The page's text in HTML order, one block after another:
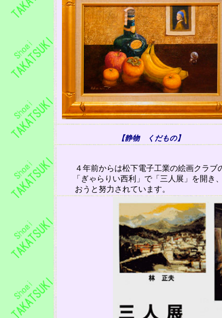
【静物 くだもの】
４年前からは松下電子工業の絵画クラブ
「ぎゃらりい西利」で「三人展」を開き
おうと努力されています。